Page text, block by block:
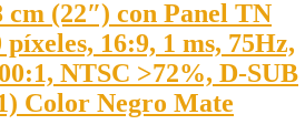
cm (22″) con Panel TN
píxeles, 16:9, 1 ms, 75Hz,
NTSC >72%, D-SUB
Color Negro Mate